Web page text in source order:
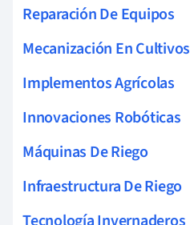
Reparación De Equipos
Mecanización En Cultivos
Implementos Agrícolas
Innovaciones Robóticas
Máquinas De Riego
Infraestructura De Riego